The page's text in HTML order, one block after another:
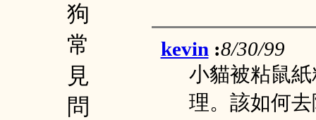
狗
常
見
問
kevin :8/30/99
小貓被粘鼠
理。該如何